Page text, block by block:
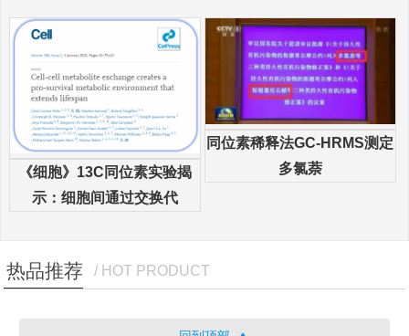
《细胞》13C同位素实验揭
示：细胞间通过交换代
同位素稀释法GC-HRMS测定
多氯萘
热品推荐 / HOT PRODUCT